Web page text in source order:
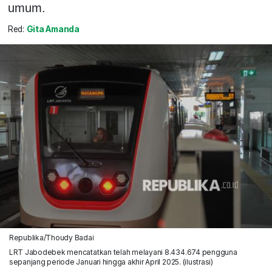
umum.
Red: Gita Amanda
Republika/Thoudy Badai
LRT Jabodebek mencatatkan telah melayani 8.434.674 pengguna
sepanjang periode Januari hingga akhir April 2025. (ilustrasi)